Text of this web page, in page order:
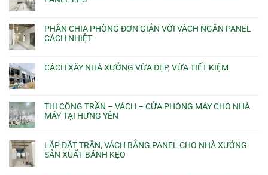
PHÂN CHIA PHÒNG ĐƠN GIẢN VỚI VÁCH NGĂN PANEL
CÁCH NHIỆT
CÁCH XÂY NHÀ XƯỞNG VỪA ĐẸP, VỪA TIẾT KIỆM
THI CÔNG TRẦN – VÁCH – CỬA PHÒNG MÁY CHO NHÀ
MÁY TẠI HƯNG YÊN
LẮP ĐẶT TRẦN, VÁCH BẰNG PANEL CHO NHÀ XƯỞNG
SẢN XUẤT BÁNH KẸO